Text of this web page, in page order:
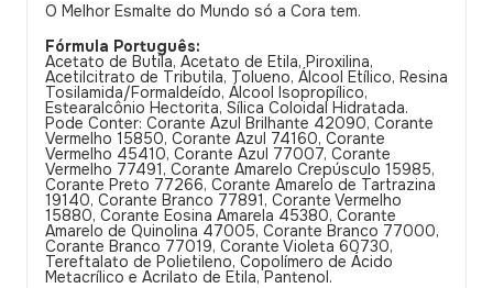
O Melhor Esmalte do Mundo só a Cora tem.
Fórmula Português:
Acetato de Butila, Acetato de Etila, Piroxilina,
Acetilcitrato de Tributila, Tolueno, Álcool Etílico, Resina
Tosilamida/Formaldeído, Álcool Isopropílico,
Estearalcônio Hectorita, Sílica Coloidal Hidratada.
Pode Conter: Corante Azul Brilhante 42090, Corante
Vermelho 15850, Corante Azul 74160, Corante
Vermelho 45410, Corante Azul 77007, Corante
Vermelho 77491, Corante Amarelo Crepúsculo 15985,
Corante Preto 77266, Corante Amarelo de Tartrazina
19140, Corante Branco 77891, Corante Vermelho
15880, Corante Eosina Amarela 45380, Corante
Amarelo de Quinolina 47005, Corante Branco 77000,
Corante Branco 77019, Corante Violeta 60730,
Tereftalato de Polietileno, Copolímero de Ácido
Metacrílico e Acrilato de Etila, Pantenol.